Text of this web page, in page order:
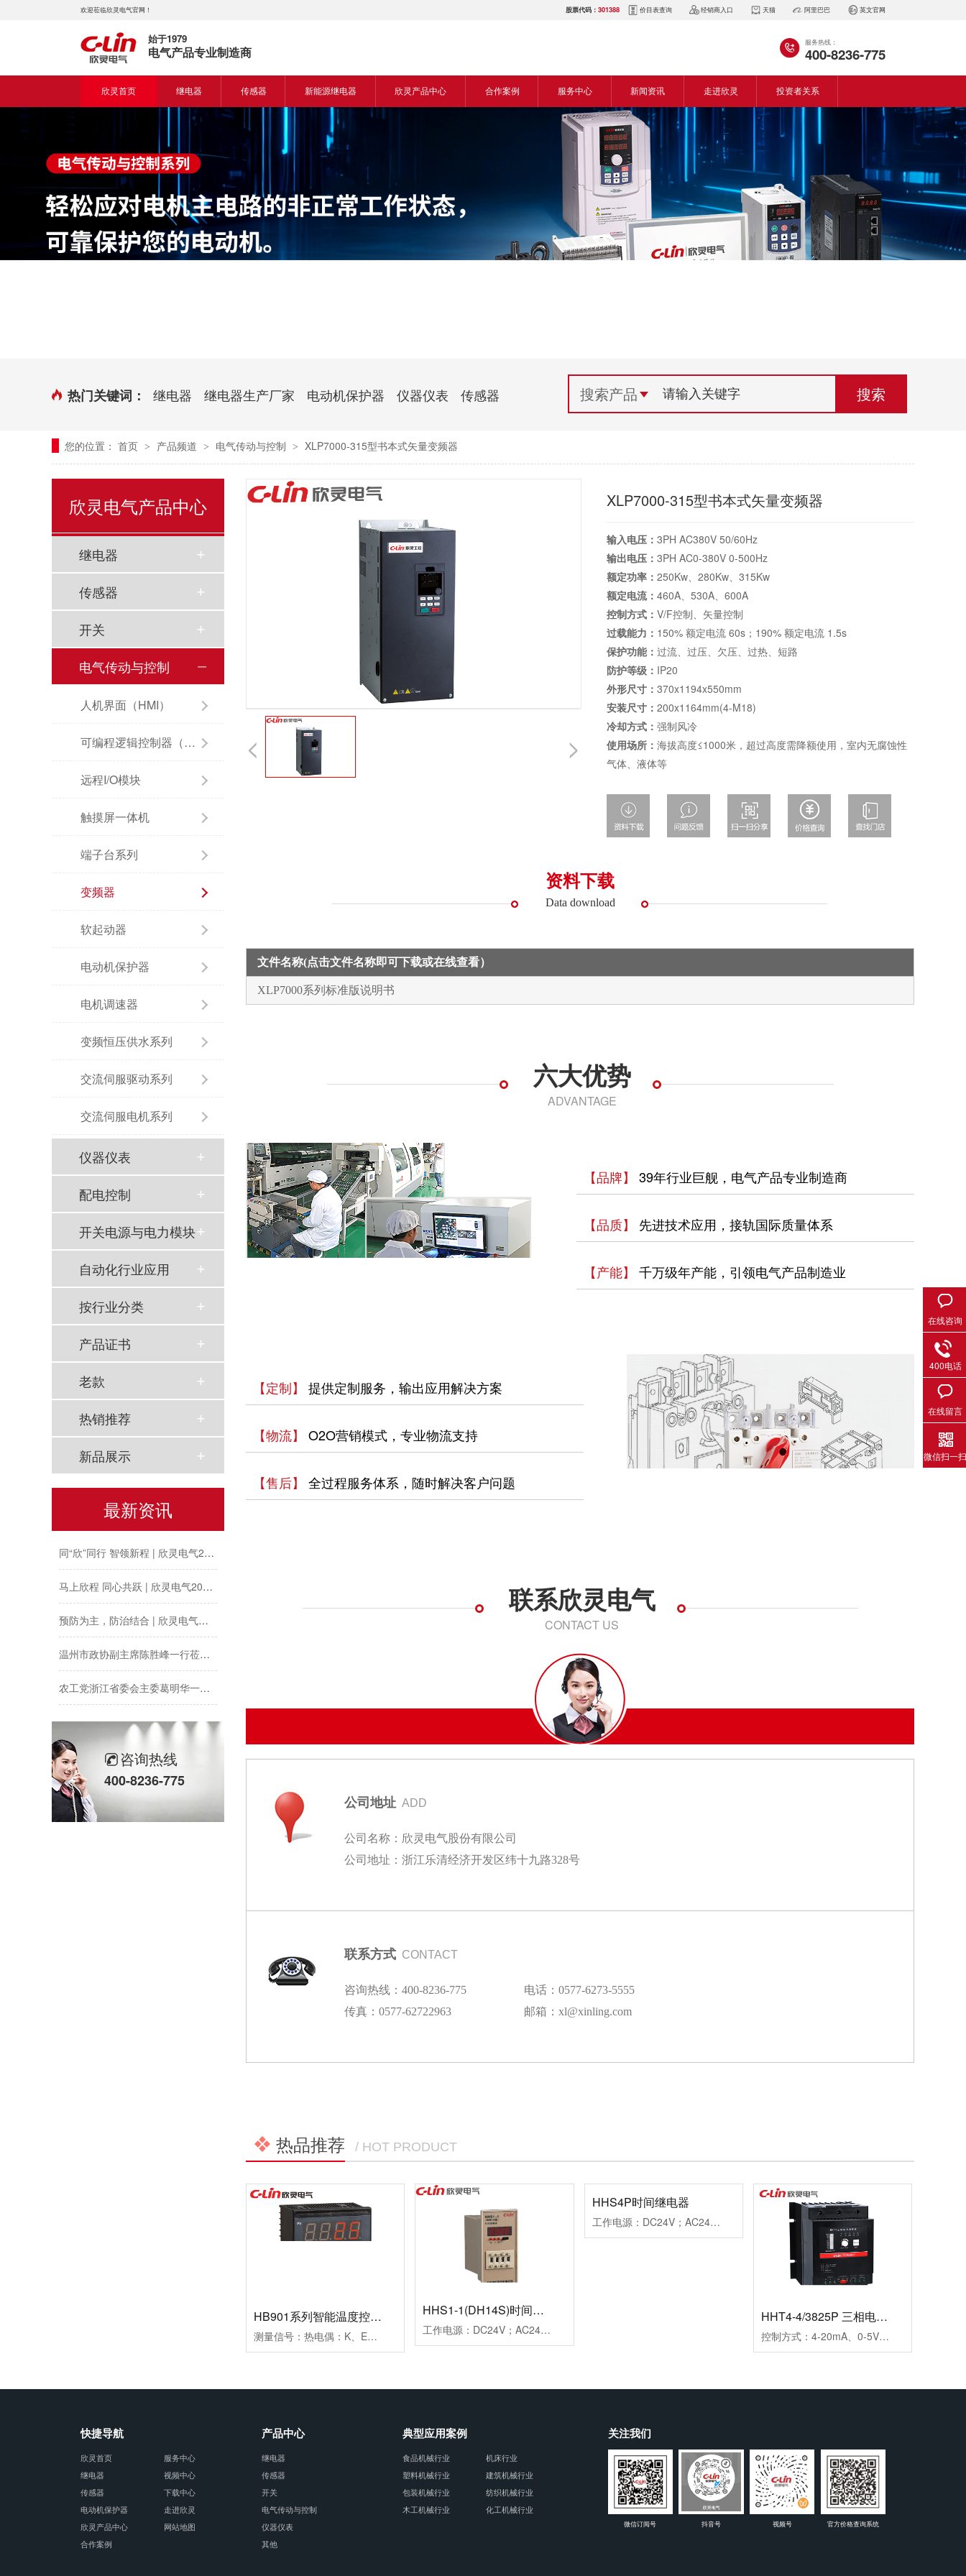
价目表查询 经销商入口 天猫 阿里巴巴 英文官网
欢迎莅临欣灵电气官网！ 股票代码：301388
始于1979
电气产品专业制造商
服务热线：
400-8236-775
欣灵首页 继电器
时间继电器
固体继电器
计数继电器
液位继电器
新能源继电器
传感器
接近开关
光电开关
编码器
热电偶
新能源继电器
新能源交流继电器
新能源直流继电器
欣灵产品中心
电气传动与控制
合作案例
塑料机械行业
建筑机械行业
服务中心
营销网络
服务热线
电商平台
下载中心
常见问题
技术支持
新闻资讯
新闻动态
展会资讯
电气百科
常见问答
走进欣灵
企业简介
董事长致词
企业风采
专利证书
组织机构
联系欣灵
投资者关系
热门关键词： 继电器 继电器生产厂家 电动机保护器 仪器仪表 传感器
您的位置： 首页 > 产品频道 > 电气传动与控制 > XLP7000-315型书本式矢量变频器
XLP7000-315型书本式矢量变频器
输入电压：3PH AC380V 50/60Hz
输出电压：3PH AC0-380V 0-500Hz
额定功率：250Kw、280Kw、315Kw
额定电流：460A、530A、600A
控制方式：V/F控制、矢量控制
过载能力： 150% 额定电流 60s；190% 额定电流 1.5s
保护功能：过流、过压、欠压、过热、短路
防护等级： IP20
外形尺寸：370x1194x550mm
安装尺寸：200x1164mm(4-M18)
冷却方式：强制风冷
使用场所：海拔高度≤1000米，超过高度需降额使用，室内无腐蚀性
气体、液体等
资料下载
Data download
文件名称(点击文件名称即可下载或在线查看）
XLP7000系列标准版说明书
六大优势
ADVANTAGE
【品牌】 39年行业巨舰，电气产品专业制造商
【品质】 先进技术应用，接轨国际质量体系
【产能】 千万级年产能，引领电气产品制造业
【定制】 提供定制服务，输出应用解决方案
【物流】 O2O营销模式，专业物流支持
【售后】 全过程服务体系，随时解决客户问题
联系欣灵电气
CONTACT US
公司地址 ADD
公司名称：欣灵电气股份有限公司
公司地址：浙江乐清经济开发区纬十九路328号
联系方式 CONTACT
咨询热线：400-8236-775
电话：0577-6273-5555
传真：0577-62722963
邮箱：xl@xinling.com
热品推荐 / HOT PRODUCT
HB901系列智能温度控制仪
测量信号：热电偶：K、E、J；热电阻：Pt100、Cu50控制方式：二位式继电器通断控制PID调节继电器通断控制；PID调节驱动SSR电压控制报警方式：一组报警继电器触点输出二组报警继电器触点输出工作电源：AC100~240V外形尺寸：96×96×78mm开孔尺寸：92×92mm附加功能：通讯功能、变送功能典型应用：用于挤塑机、回流焊机、鞋机等控温场合备注：多种传感器输入用户任意设定
HHS1-1(DH14S)时间继电器
工作电源：DC24V；AC24V、AC220V、AC380V延时范围：0.01s~99h99m时分秒设置重复误差：≤1%工作模式：通电延时计时方式：正计时，数码管显示触点形式：两组延时带复位暂停功能触点容量：3AAC250V(阻性)外形尺寸：52×104×114mm开孔尺寸：45×77mm安装方式：面板式
HHS4P时间继电器
工作电源：DC24V；AC24V、AC220V、AC380V延时范围：0.99s、9.9s、99s、9.9m、99m、99h99.9s、999s、99.9m、999m、999h重复误差：≤1%工作模式：通电延时触点形式：两组延时触点触点容量：3AAC250V(阻性)外形尺寸：45×82×90mm开孔尺寸：56-2×Φ4.5mm安装方式：装置式或35mm导轨式
HHT4-4/3825P 三相电力调整器
控制方式：4-20mA、0-5V、0-10V三种方式可选输出方式：相位输出，移相范围0-150°负载电压：三相440VAC（三相三线）负载电流：25A保护功能：快速熔断器报警功能：断相、超温，继电器输出(1A/250VAC)介质耐压：≥2000VAC显示功能：LED面板显示SCR输出百分比及工作状态指示安装方式：螺栓安装使用负载：定阻抗电热丝、IR远红外线、UV灯管等外型尺寸：150×130×175mm安装尺寸：80×116mm(4-M5)冷却方式：自然冷却
欣灵电气产品中心
继电器
传感器
开关
电气传动与控制
人机界面（HMI）
可编程逻辑控制器（PLC）
远程I/O模块
触摸屏一体机
端子台系列
变频器
软起动器
电动机保护器
电机调速器
变频恒压供水系列
交流伺服驱动系列
交流伺服电机系列
仪器仪表
配电控制
开关电源与电力模块
自动化行业应用
按行业分类
产品证书
老款
热销推荐
新品展示
最新资讯
欣灵党建之行 寻访红色“旗”迹
欣灵“粽”头戏丨乐享『端午游园会』
咨询热线
400-8236-775
快捷导航
欣灵首页
服务中心
继电器
视频中心
传感器
下载中心
电动机保护器
走进欣灵
欣灵产品中心
网站地图
合作案例
产品中心
继电器
传感器
开关
电气传动与控制
仪器仪表
其他
典型应用案例
食品机械行业
机床行业
塑料机械行业
建筑机械行业
包装机械行业
纺织机械行业
木工机械行业
化工机械行业
关注我们
微信订阅号 抖音号 视频号 官方价格查询系统
在线咨询
400电话
在线留言
微信扫一扫